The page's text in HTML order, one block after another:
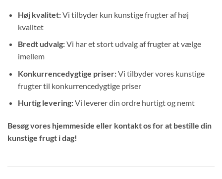
Høj kvalitet:Vi tilbyder kun kunstige frugter af høj
kvalitet
Bredt udvalg:Vi har et stort udvalg af frugter at vælge
imellem
Konkurrencedygtige priser:Vi tilbyder vores kunstige
frugter til konkurrencedygtige priser
Hurtig levering:Vi leverer din ordre hurtigt og nemt
Besøg vores hjemmeside eller kontakt os for at bestille din
kunstige frugt i dag!